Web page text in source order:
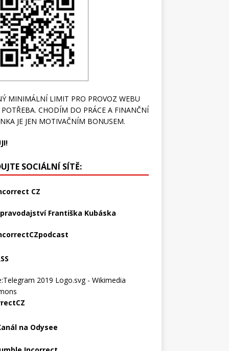
MINIMÁLNÍ LIMIT PRO PROVOZ WEBU
CHODÍM DO PRÁCE A FINANČNÍ
JE JEN MOTIVAČNÍM BONUSEM.
SOCIÁLNÍ SÍTĚ:
CZ
Františka Kubáska
na Odysee